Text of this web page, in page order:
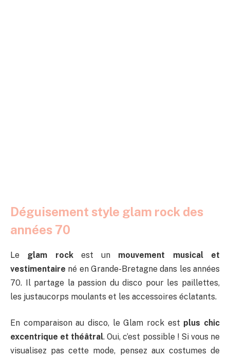
Déguisement style glam rock des
années 70
Le glam rockest un mouvement musical et
vestimentaire né en Grande-Bretagne dans les années
70. Il partage la passion du disco pour les paillettes,
les justaucorps moulants et les accessoires éclatants.
En comparaison au disco, le Glam rock est plus chic
excentrique et théâtral. Oui, c’est possible ! Si vous ne
visualisez pas cette mode, pensez aux costumes de